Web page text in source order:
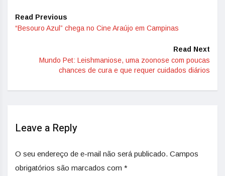
Read Previous
“Besouro Azul” chega no Cine Araújo em Campinas
Read Next
Mundo Pet: Leishmaniose, uma zoonose com poucas
chances de cura e que requer cuidados diários
Leave a Reply
O seu endereço de e-mail não será publicado. Campos
obrigatórios são marcados com *